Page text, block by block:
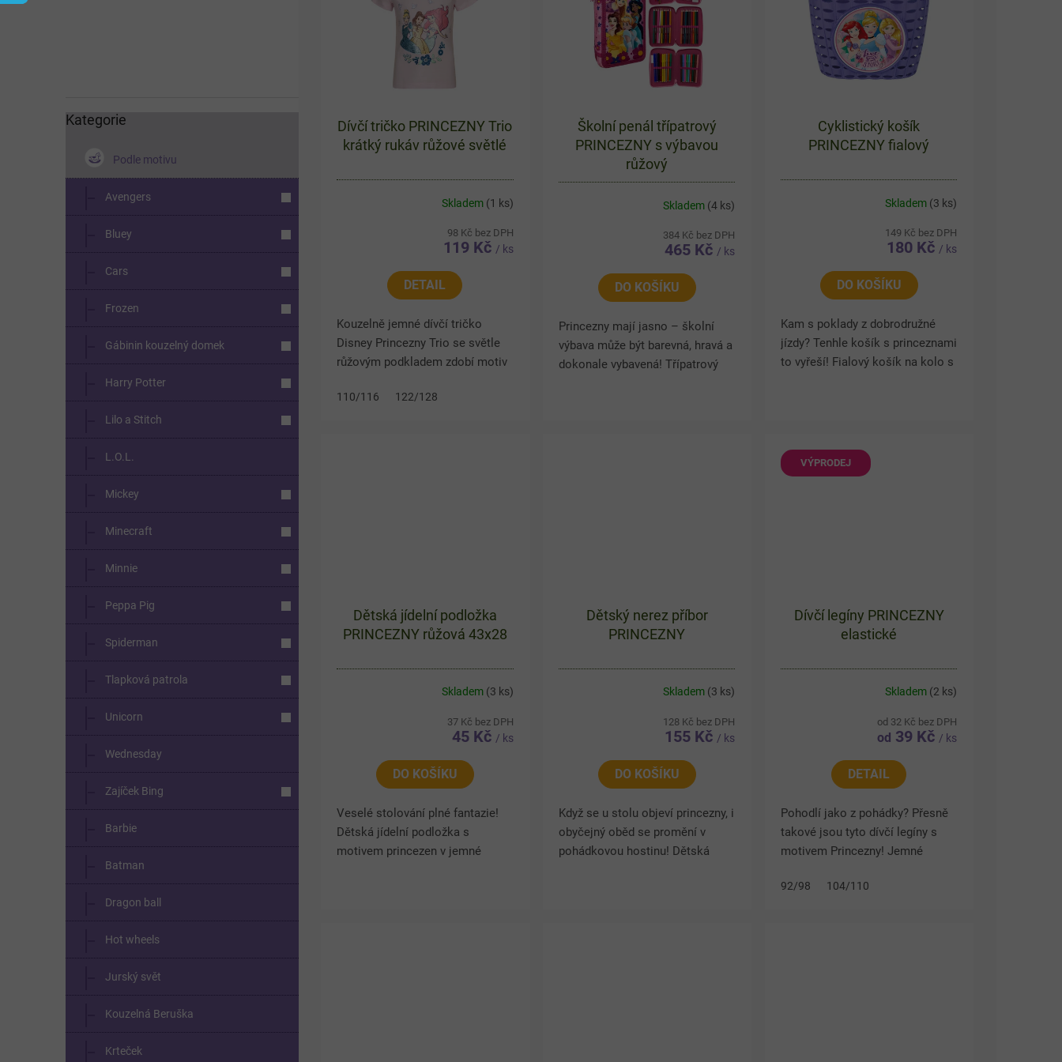
Přeskočit
Kategorie
Podle motivu
Avengers
Bluey
Cars
Frozen
Gábinin kouzelný domek
Harry Potter
Lilo a Stitch
L.O.L.
Mickey
Minecraft
Minnie
Peppa Pig
Spiderman
Tlapková patrola
Unicorn
Wednesday
Zajíček Bing
Barbie
Batman
Dragon ball
Hot wheels
Jurský svět
Kouzelná Beruška
Krteček
Dívčí tričko PRINCEZNY Trio
krátký rukáv růžové světlé
Skladem (1 ks)
98 Kč bez DPH
119 Kč / ks
DETAIL
Kouzelně jemné dívčí tričko
Disney Princezny Trio se světle
růžovým podkladem zdobí motiv
detaily. Příjemná 100% bavlna
110/116 122/128
Školní penál třípatrový
PRINCEZNY s výbavou
růžový
Skladem (4 ks)
384 Kč bez DPH
465 Kč / ks
DO KOŠÍKU
Princezny mají jasno – školní
výbava může být barevná, hravá a
dokonale vybavená! Třípatrový
Cyklistický košík
PRINCEZNY fialový
Skladem (3 ks)
149 Kč bez DPH
180 Kč / ks
DO KOŠÍKU
Kam s poklady z dobrodružné
jízdy? Tenhle košík s princeznami
to vyřeší! Fialový košík na kolo s
Dětská jídelní podložka
PRINCEZNY růžová 43x28
Skladem (3 ks)
37 Kč bez DPH
45 Kč / ks
DO KOŠÍKU
Veselé stolování plné fantazie!
Dětská jídelní podložka s
motivem princezen v jemné
Dětský nerez příbor
PRINCEZNY
Skladem (3 ks)
128 Kč bez DPH
155 Kč / ks
DO KOŠÍKU
Když se u stolu objeví princezny, i
obyčejný oběd se promění v
pohádkovou hostinu! Dětská
VÝPRODEJ
Dívčí legíny PRINCEZNY
elastické
Skladem (2 ks)
od 32 Kč bez DPH
od 39 Kč / ks
DETAIL
Pohodlí jako z pohádky? Přesně
takové jsou tyto dívčí legíny s
motivem Princezny! Jemné
a velký potisk dodávají legínám
92/98 104/110